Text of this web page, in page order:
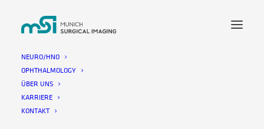
NEURO/HNO
OPHTHALMOLOGY
ÜBER UNS
KARRIERE
KONTAKT
ALLGEMEINE
VERTRAGSBEDINGUNGEN